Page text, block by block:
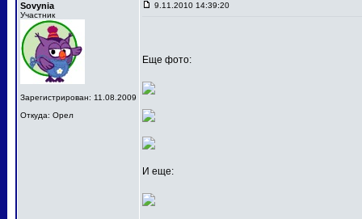
Sovynia
Участник
Зарегистрирован: 11.08.2009
Откуда: Орел
9.11.2010 14:39:20
Еще фото:
И еще: